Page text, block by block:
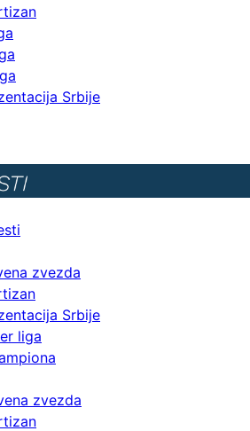
Srbije
zvezda
Srbije
liga
zvezda